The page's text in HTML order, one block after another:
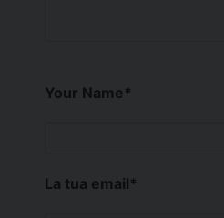
Your Name*
La tua email*